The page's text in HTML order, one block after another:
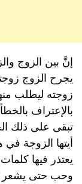
إنَّ بين الزوج
يجرح الزوج
زوجته ليطلب
بالإعتراف
تبقى على ذلك
أيتها الزوجة
يعتذر فيها
وحب حتى يشعر